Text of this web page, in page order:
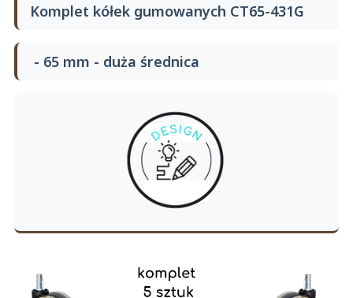
Komplet kółek gumowanych CT65-431G
- 65 mm - duża średnica